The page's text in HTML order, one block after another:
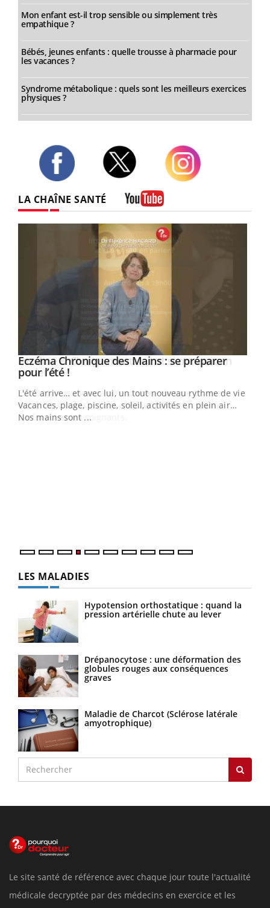
Mon enfant est-il trop sensible ou simplement très
empathique ?
Bébés, jeunes enfants : quelle trousse à pharmacie pour
les vacances ?
Syndrome métabolique : quels sont les meilleurs exercices
physiques ?
LA CHAÎNE SANTÉ
Youtube
Eczéma Chronique des Mains : se préparer
pour l’été !Youtube
L'été arrive… et avec lui, un tout nouveau rythme de vie !
Vacances, plage, piscine, soleil, activités en plein air…
Nos mains sont ...
LES MALADIES
Hypotension orthostatique : quand la
pression artérielle chute au lever
Drépanocytose : une déformation des
globules rouges aux conséquences
graves
Maladie de Charcot (Sclérose latérale
amyotrophique)
Le site santé de référence avec chaque jour toute l'actualité
médicale decryptée par des médecins en exercice et les